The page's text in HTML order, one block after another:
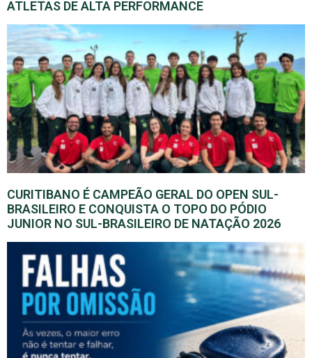
ATLETAS DE ALTA PERFORMANCE
CURITIBANO É CAMPEÃO GERAL DO OPEN SUL-
BRASILEIRO E CONQUISTA O TOPO DO PÓDIO
JUNIOR NO SUL-BRASILEIRO DE NATAÇÃO 2026